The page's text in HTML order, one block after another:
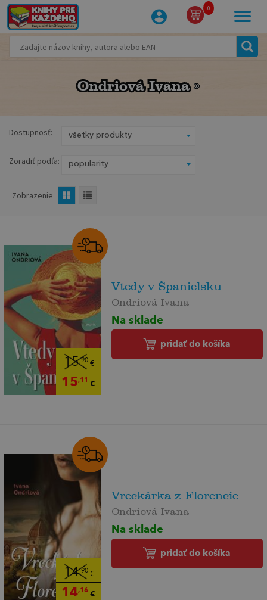
0
Ondriová Ivana
Ondriová Ivana
Dostupnosť:
Zoradiť podľa:
Zobrazenie
15,90€
15,11 €
Vtedy v Španielsku
Ondriová Ivana
Na sklade
pridať do košíka
14,90€
14,16€
Vreckárka z Florencie
Ondriová Ivana
Na sklade
pridať do košíka